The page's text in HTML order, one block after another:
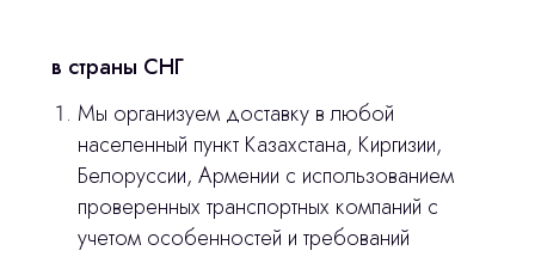
в страны СНГ
Мы организуем доставку в любой
населенный пункт Казахстана, Киргизии,
Белоруссии, Армении с использованием
проверенных транспортных компаний с
учетом особенностей и требований
3D печать
Лицензирование
Изготовление хирургических шаблонов
Политика конфиденциальности